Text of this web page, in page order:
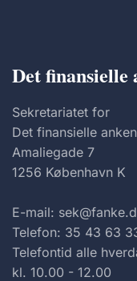
Det finansielle
Sekretariatet for
Det finansielle
Amaliegade 7
1256 København K
E-mail:
Telefon: 35 43 63
Telefontid alle
kl. 10.00 - 12.00